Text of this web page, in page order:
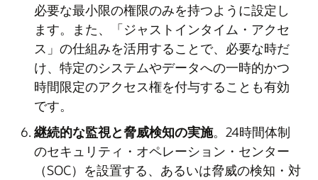
必要な最小限の権限のみを持つように設定し
ます。また、「ジャストインタイム・アクセ
ス」の仕組みを活用することで、必要な時だ
け、特定のシステムやデータへの一時的かつ
時間限定のアクセス権を付与することも有効
です。
継続的な監視と脅威検知の実施。24時間体制
のセキュリティ・オペレーション・センター
（SOC）を設置する、あるいは脅威の検知・対